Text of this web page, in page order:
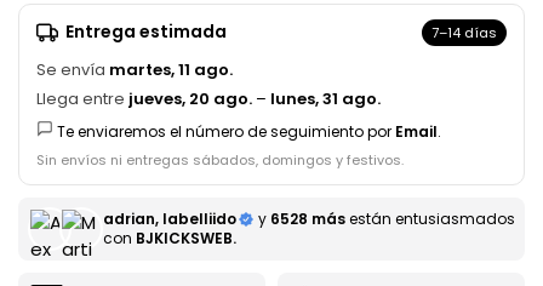
Entrega estimada 7–14 días
Se envía martes, 11 ago.
Llega entre jueves, 20 ago. – lunes, 31 ago.
Te enviaremos el número de seguimiento por Email.
Sin envíos ni entregas sábados, domingos y festivos.
adrian, labelliido y 6528 másestán entusiasmados
con BJKICKSWEB.